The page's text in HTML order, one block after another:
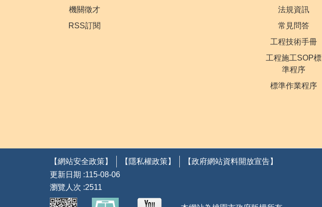
機關徵才
RSS訂閱
法規資訊
常見問答
工程技術手冊
工程施工SOP標
準程序
標準作業程序
【網站安全政策】 【隱私權政策】
【政府網站資料開放宣告】
更新日期
115-08-06
瀏覽人次 2511